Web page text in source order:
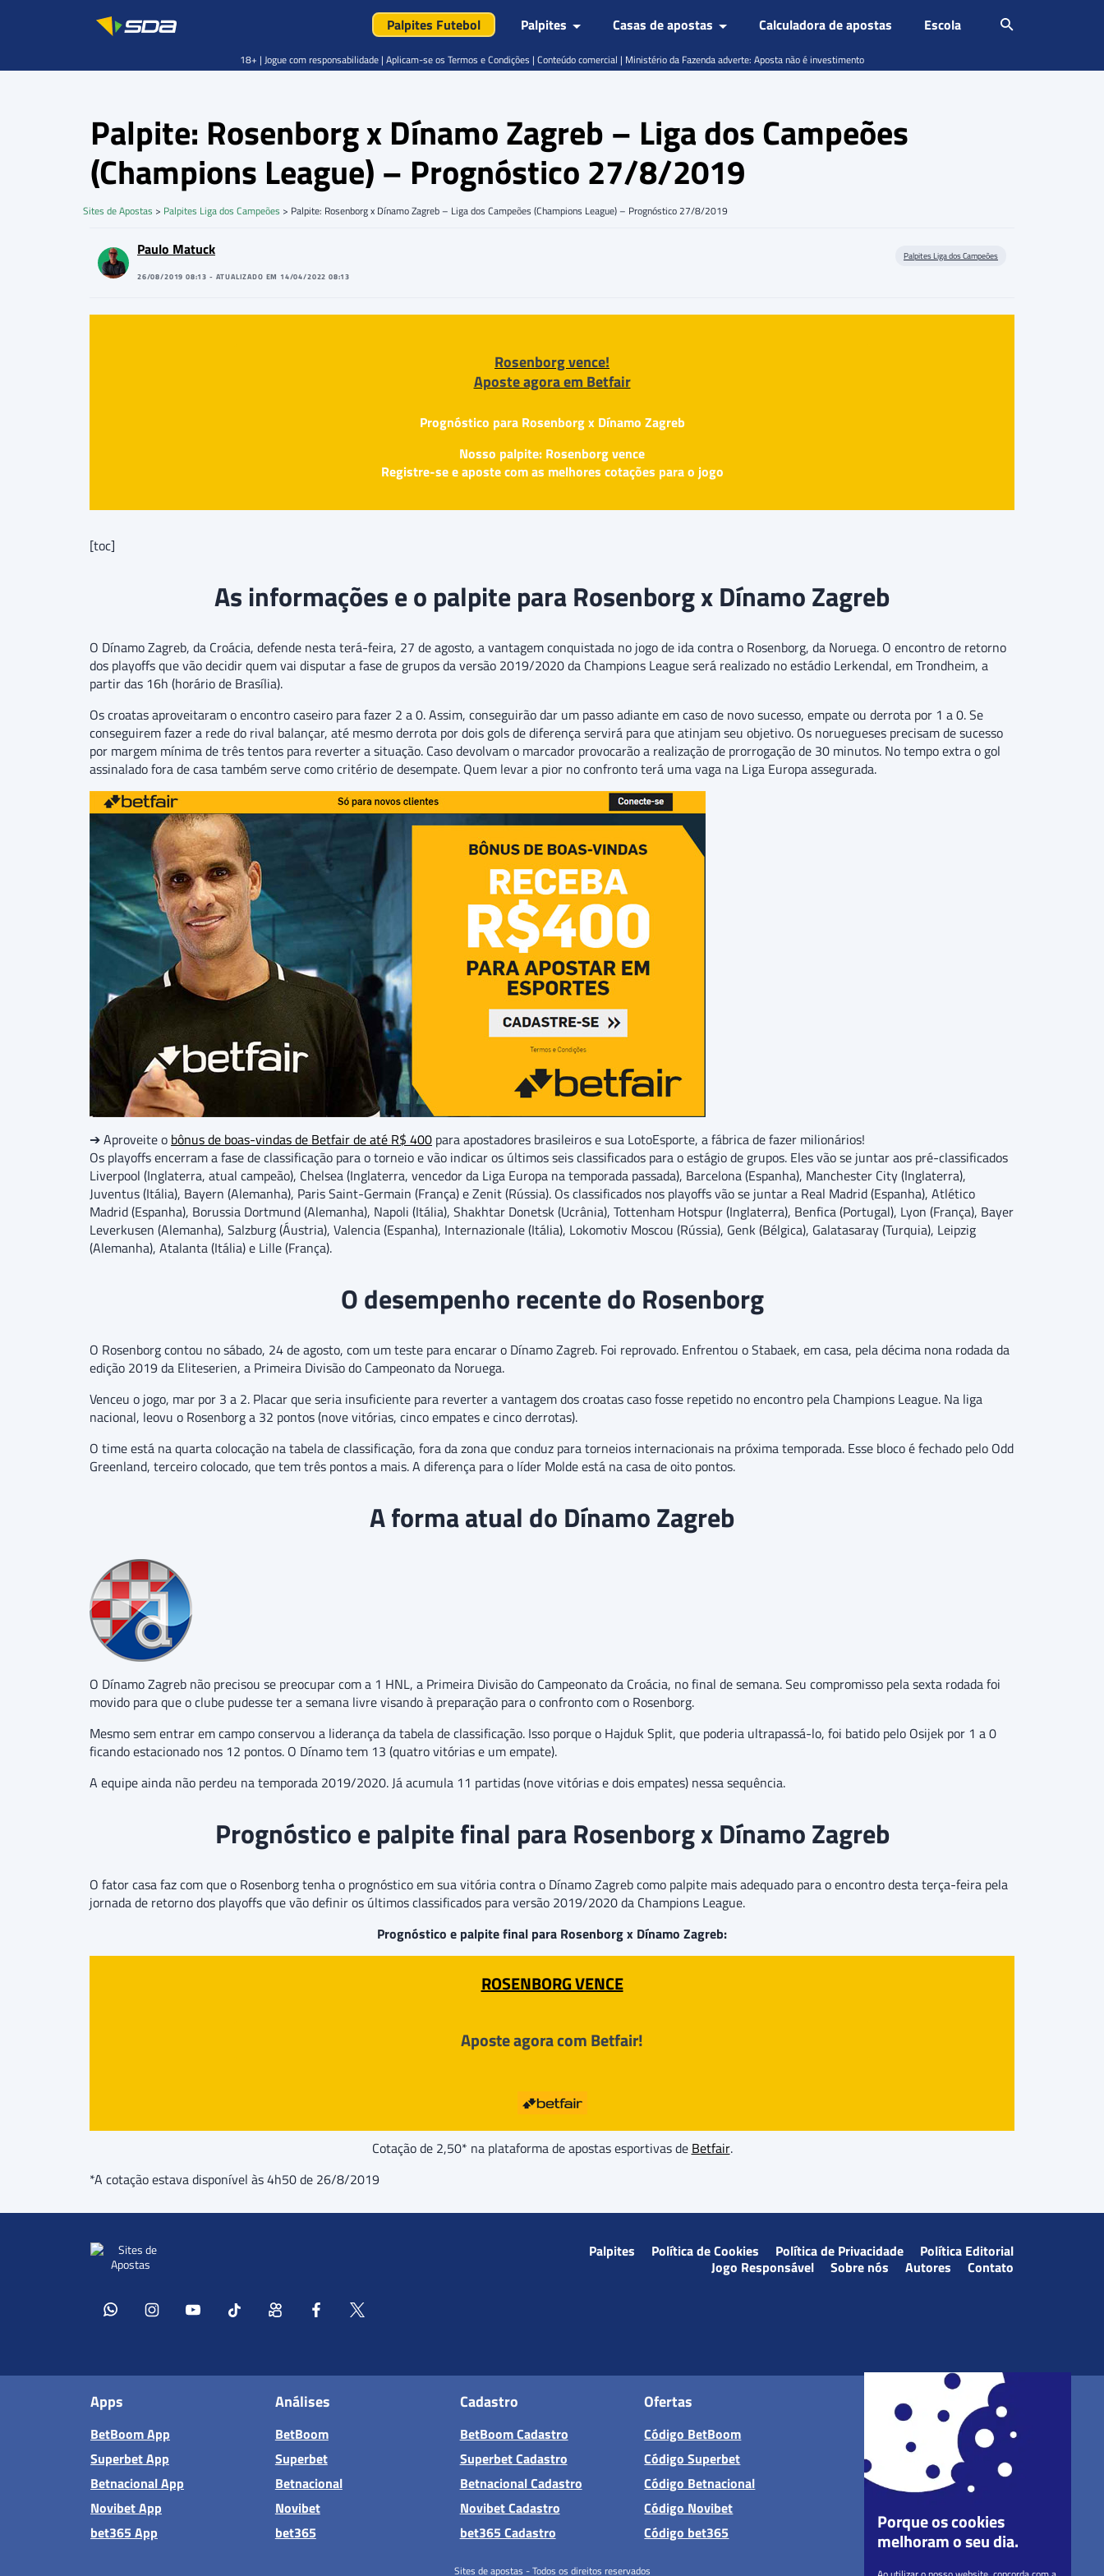
Palpites Futebol Palpites Casas de apostas Calculadora de apostas Escola
Palpite: Rosenborg x Dínamo Zagreb – Liga dos Campeões
(Champions League) – Prognóstico 27/8/2019
Sites de Apostas > Palpites Liga dos Campeões > Palpite: Rosenborg x Dínamo Zagreb – Liga dos Campeões (Champions League) – Prognóstico 27/8/2019
Paulo Matuck
26/08/2019 08:13 - ATUALIZADO EM 14/04/2022 08:13
Palpites Liga dos Campeões
Rosenborg vence!
Aposte agora em Betfair
Prognóstico para Rosenborg x Dínamo Zagreb
Nosso palpite: Rosenborg vence
Registre-se e aposte com as melhores cotações para o jogo
[toc]
As informações e o palpite para Rosenborg x Dínamo Zagreb
O Dínamo Zagreb, da Croácia, defende nesta terá-feira, 27 de agosto, a vantagem conquistada no jogo de ida contra o Rosenborg, da Noruega. O encontro de retorno
dos playoffs que vão decidir quem vai disputar a fase de grupos da versão 2019/2020 da Champions League será realizado no estádio Lerkendal, em Trondheim, a
partir das 16h (horário de Brasília).
Os croatas aproveitaram o encontro caseiro para fazer 2 a 0. Assim, conseguirão dar um passo adiante em caso de novo sucesso, empate ou derrota por 1 a 0. Se
conseguirem fazer a rede do rival balançar, até mesmo derrota por dois gols de diferença servirá para que atinjam seu objetivo. Os noruegueses precisam de sucesso
por margem mínima de três tentos para reverter a situação. Caso devolvam o marcador provocarão a realização de prorrogação de 30 minutos. No tempo extra o gol
assinalado fora de casa também serve como critério de desempate. Quem levar a pior no confronto terá uma vaga na Liga Europa assegurada.
➔ Aproveite o bônus de boas-vindas de Betfair de até R$ 400 para apostadores brasileiros e sua LotoEsporte, a fábrica de fazer milionários!
Os playoffs encerram a fase de classificação para o torneio e vão indicar os últimos seis classificados para o estágio de grupos. Eles vão se juntar aos pré-classificados
Liverpool (Inglaterra, atual campeão), Chelsea (Inglaterra, vencedor da Liga Europa na temporada passada), Barcelona (Espanha), Manchester City (Inglaterra),
Juventus (Itália), Bayern (Alemanha), Paris Saint-Germain (França) e Zenit (Rússia). Os classificados nos playoffs vão se juntar a Real Madrid (Espanha), Atlético
Madrid (Espanha), Borussia Dortmund (Alemanha), Napoli (Itália), Shakhtar Donetsk (Ucrânia), Tottenham Hotspur (Inglaterra), Benfica (Portugal), Lyon (França), Bayer
Leverkusen (Alemanha), Salzburg (Áustria), Valencia (Espanha), Internazionale (Itália), Lokomotiv Moscou (Rússia), Genk (Bélgica), Galatasaray (Turquia), Leipzig
(Alemanha), Atalanta (Itália) e Lille (França).
O desempenho recente do Rosenborg
O Rosenborg contou no sábado, 24 de agosto, com um teste para encarar o Dínamo Zagreb. Foi reprovado. Enfrentou o Stabaek, em casa, pela décima nona rodada da
edição 2019 da Eliteserien, a Primeira Divisão do Campeonato da Noruega.
Venceu o jogo, mar por 3 a 2. Placar que seria insuficiente para reverter a vantagem dos croatas caso fosse repetido no encontro pela Champions League. Na liga
nacional, leovu o Rosenborg a 32 pontos (nove vitórias, cinco empates e cinco derrotas).
O time está na quarta colocação na tabela de classificação, fora da zona que conduz para torneios internacionais na próxima temporada. Esse bloco é fechado pelo Odd
Greenland, terceiro colocado, que tem três pontos a mais. A diferença para o líder Molde está na casa de oito pontos.
A forma atual do Dínamo Zagreb
O Dínamo Zagreb não precisou se preocupar com a 1 HNL, a Primeira Divisão do Campeonato da Croácia, no final de semana. Seu compromisso pela sexta rodada foi
movido para que o clube pudesse ter a semana livre visando à preparação para o confronto com o Rosenborg.
Mesmo sem entrar em campo conservou a liderança da tabela de classificação. Isso porque o Hajduk Split, que poderia ultrapassá-lo, foi batido pelo Osijek por 1 a 0
ficando estacionado nos 12 pontos. O Dínamo tem 13 (quatro vitórias e um empate).
A equipe ainda não perdeu na temporada 2019/2020. Já acumula 11 partidas (nove vitórias e dois empates) nessa sequência.
Prognóstico e palpite final para Rosenborg x Dínamo Zagreb
O fator casa faz com que o Rosenborg tenha o prognóstico em sua vitória contra o Dínamo Zagreb como palpite mais adequado para o encontro desta terça-feira pela
jornada de retorno dos playoffs que vão definir os últimos classificados para versão 2019/2020 da Champions League.
Prognóstico e palpite final para Rosenborg x Dínamo Zagreb:
ROSENBORG VENCE
Aposte agora com Betfair!
Cotação de 2,50* na plataforma de apostas esportivas de Betfair.
*A cotação estava disponível às 4h50 de 26/8/2019
Palpites Política de Cookies Política de Privacidade
Política Editorial
Jogo Responsável
Sobre nós Autores Contato
Apps
BetBoom App
Superbet App
Betnacional App
Novibet App
bet365 App
Análises
BetBoom
Superbet
Betnacional
Novibet
bet365
Cadastro
BetBoom Cadastro
Superbet Cadastro
Betnacional Cadastro
Novibet Cadastro
bet365 Cadastro
Ofertas
Código BetBoom
Código Superbet
Código Betnacional
Código Novibet
Código bet365
Sites de apostas - Todos os direitos reservados
Porque os cookies
melhoram o seu dia.
18+ | Jogue com responsabilidade | Aplicam-se os Termos e Condições | Conteúdo comercial | Ministério da Fazenda adverte: Aposta não é investimento